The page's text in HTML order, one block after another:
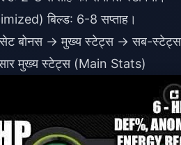
बिल्ड: 6-8 सप्ताह।
सेट बोनस → मुख्य स्टेट्स → सब-
मुख्य स्टेट्स (Main Stats)